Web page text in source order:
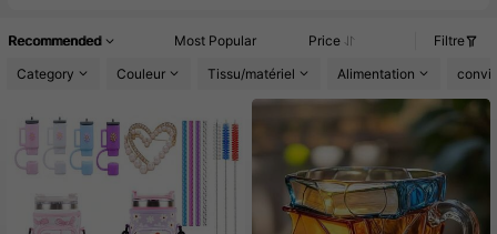
Recommended Most Popular Price
Filtre
Category
Couleur Tissu/matériel Alimentation